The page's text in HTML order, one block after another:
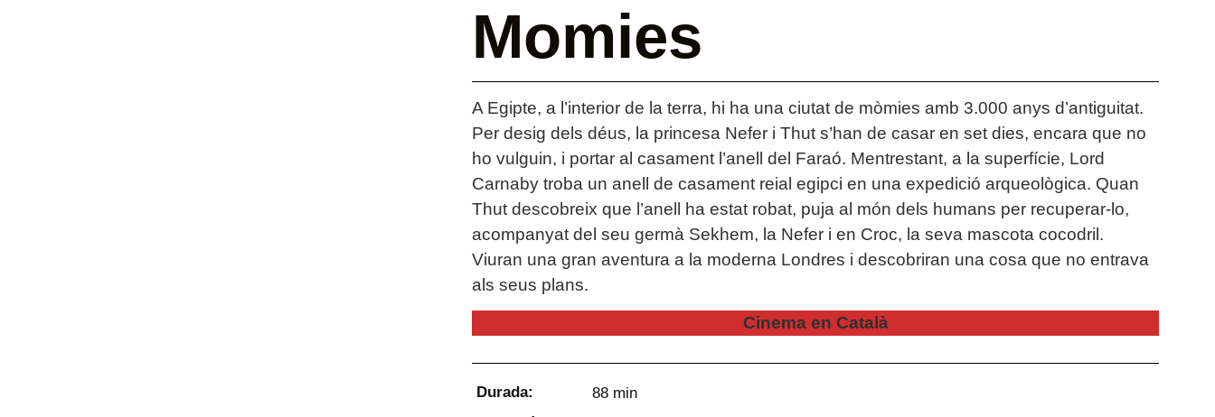
Momies
A Egipte, a l’interior de la terra, hi ha una ciutat de mòmies amb 3.000 anys d’antiguitat.
Per desig dels déus, la princesa Nefer i Thut s’han de casar en set dies, encara que no
ho vulguin, i portar al casament l’anell del Faraó. Mentrestant, a la superfície, Lord
Carnaby troba un anell de casament reial egipci en una expedició arqueològica. Quan
Thut descobreix que l’anell ha estat robat, puja al món dels humans per recuperar-lo,
acompanyat del seu germà Sekhem, la Nefer i en Croc, la seva mascota cocodril.
Viuran una gran aventura a la moderna Londres i descobriran una cosa que no entrava
als seus plans.
Cinema en Català
Durada:
88 min